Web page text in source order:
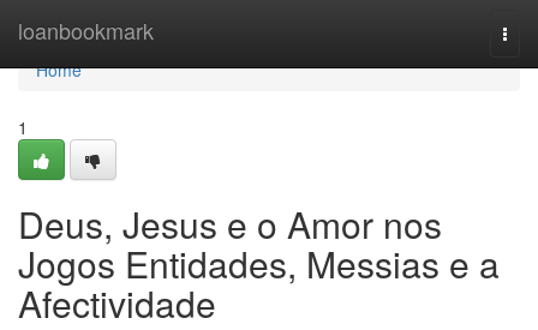
loanbookmark
Home
Home
1
Deus, Jesus e o Amor nos
Jogos Entidades, Messias e a
Afectividade